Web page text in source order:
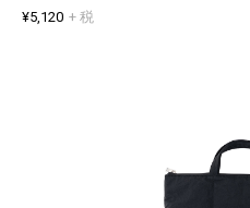
¥5,120 + 税